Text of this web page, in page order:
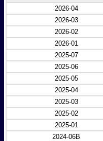
2026-04
2026-03
2026-02
2026-01
2025-07
2025-06
2025-05
2025-04
2025-03
2025-02
2025-01
2024-06B